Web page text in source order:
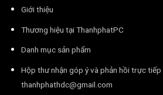
Giới thiệu
Thương hiệu tại ThanhphatPC
Danh mục sản phẩm
Hộp thư nhận góp ý và phản hồi trực tiếp
thanhphathdc@gmail.com